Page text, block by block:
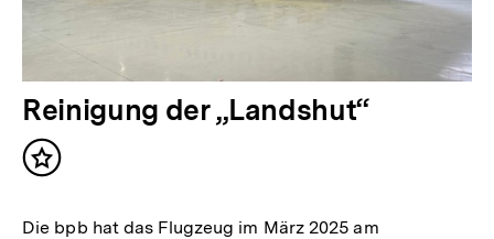
Reinigung der „Landshut“
Inhalt
Die bpb hat das Flugzeug im März 2025 am